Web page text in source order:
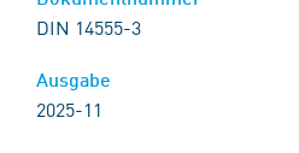
DIN 14555-3
2025-11